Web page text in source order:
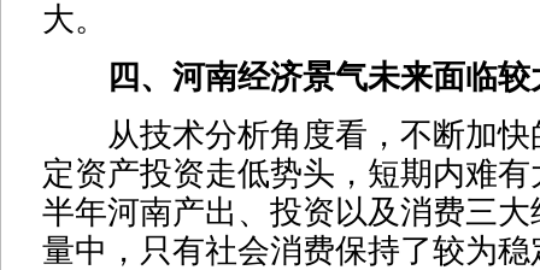
大。
四、河南经济景气未来面临较
从技术分析角度看，不断加快
定资产投资走低势头，短期内难
半年河南产出、投资以及消费三
量中，只有社会消费保持了较为